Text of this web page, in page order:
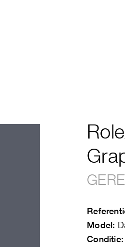
Model:
Conditie: